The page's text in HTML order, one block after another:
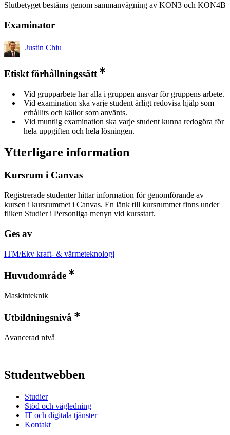
Slutbetyget bestäms genom sammanvägning av KON3 och KON4B
Examinator
Justin Chiu
Etiskt förhållningssätt
Vid grupparbete har alla i gruppen ansvar för gruppens arbete.
Vid examination ska varje student ärligt redovisa hjälp som
erhållits och källor som använts.
Vid muntlig examination ska varje student kunna redogöra för
hela uppgiften och hela lösningen.
Ytterligare information
Kursrum i Canvas
Registrerade studenter hittar information för genomförande av
kursen i kursrummet i Canvas. En länk till kursrummet finns under
fliken Studier i Personliga menyn vid kursstart.
Ges av
ITM/Ekv kraft- & värmeteknologi
Huvudområde
Maskinteknik
Utbildningsnivå
Avancerad nivå
Studentwebben
Studier
Stöd och vägledning
IT och digitala tjänster
Kontakt